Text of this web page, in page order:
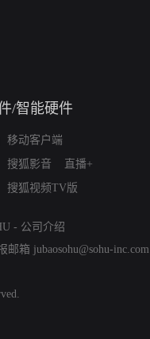
/智能硬件
移动客户端
搜狐影音
直播+
搜狐视频TV版
- 公司介绍
邮箱 jubaosohu@sohu-inc.com